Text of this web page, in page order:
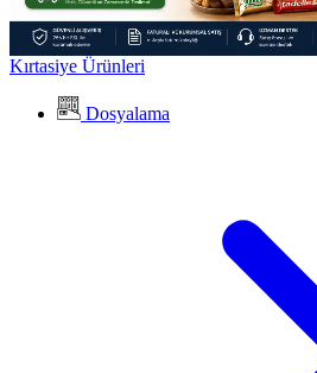
Kırtasiye Ürünleri
Dosyalama